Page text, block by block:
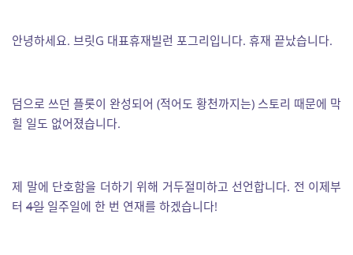
안녕하세요. 브릿G 대표휴재빌런 포그리입니다. 휴재 끝났습니다.
덤으로 쓰던 플롯이 완성되어 (적어도 황천까지는) 스토리 때문에 막
힐 일도 없어졌습니다.
제 말에 단호함을 더하기 위해 거두절미하고 선언합니다. 전 이제부
터 4일 일주일에 한 번 연재를 하겠습니다!